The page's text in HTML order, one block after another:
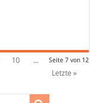
Seite 7 von 12
10
...
Letzte »